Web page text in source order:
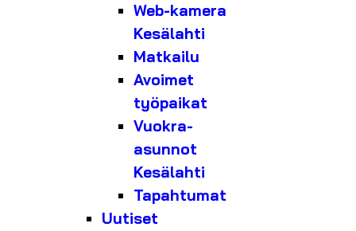
Web-kamera
Kesälahti
Matkailu
Avoimet
työpaikat
Vuokra-
asunnot
Kesälahti
Tapahtumat
Uutiset